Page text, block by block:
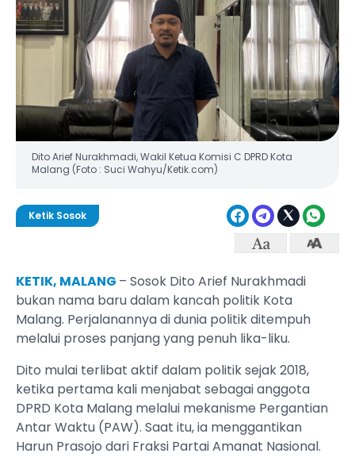
Dito Arief Nurakhmadi, Wakil Ketua Komisi C DPRD Kota
Malang (Foto : Suci Wahyu/Ketik.com)
Ketik Sosok
KETIK, MALANG – Sosok Dito Arief Nurakhmadi
bukan nama baru dalam kancah politik Kota
Malang. Perjalanannya di dunia politik ditempuh
melalui proses panjang yang penuh lika-liku.
Dito mulai terlibat aktif dalam politik sejak 2018,
ketika pertama kali menjabat sebagai anggota
DPRD Kota Malang melalui mekanisme Pergantian
Antar Waktu (PAW). Saat itu, ia menggantikan
Harun Prasojo dari Fraksi Partai Amanat Nasional.